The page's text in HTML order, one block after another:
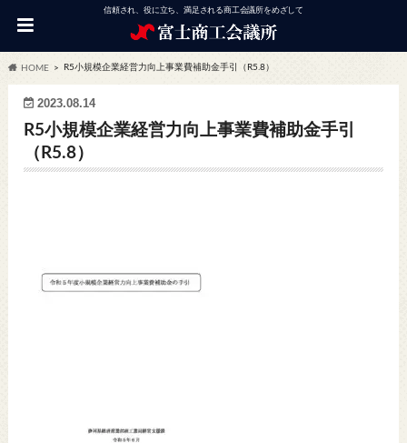
信頼され、役に立ち、満足される商工会議所をめざして
HOME R5小規模企業経営力向上事業費補助金手引（R5.8）
2023.08.14
R5小規模企業経営力向上事業費補助金手引
（R5.8）